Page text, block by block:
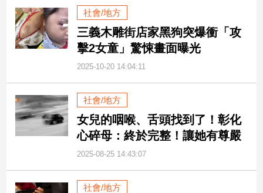
星
聞
流
追
星
活
社會/地方
三義木雕街店家黑狗突爆衝「攻
擊2女童」驚悚畫面曝光
2025-10-20 14:04:11
社會/地方
女兒的咽喉、舌頭找到了！彰化
心碎母：終於完整！讓她有尊嚴
2025-08-25 14:43:07
社會/地方